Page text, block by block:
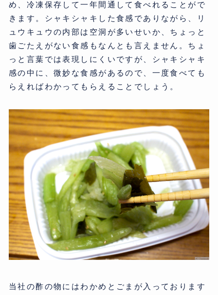
め、冷凍保存して一年間通して食べれることがで
きます。シャキシャキした食感でありながら、リ
ュウキュウの内部は空洞が多いせいか、ちょっと
歯ごたえがない食感もなんとも言えません。ちょ
っと言葉では表現しにくいですが、シャキシャキ
感の中に、微妙な食感があるので、一度食べても
らえればわかってもらえることでしょう。
当社の酢の物にはわかめとごまが入っております